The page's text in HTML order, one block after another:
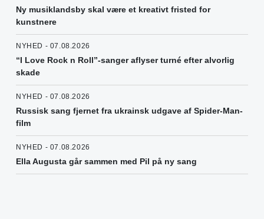
Ny musiklandsby skal være et kreativt fristed for
kunstnere
NYHED - 07.08.2026
“I Love Rock n Roll”-sanger aflyser turné efter alvorlig
skade
NYHED - 07.08.2026
Russisk sang fjernet fra ukrainsk udgave af Spider-Man-
film
NYHED - 07.08.2026
Ella Augusta går sammen med Pil på ny sang